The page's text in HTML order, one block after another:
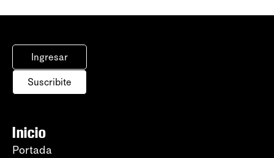
Ingresar
Suscribite
Inicio
Portada